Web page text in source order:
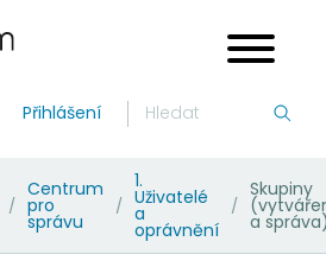
Přihlášení
/
Centrum
pro
správu
/
1.
Uživatelé
a
oprávnění
/
Skupiny
a